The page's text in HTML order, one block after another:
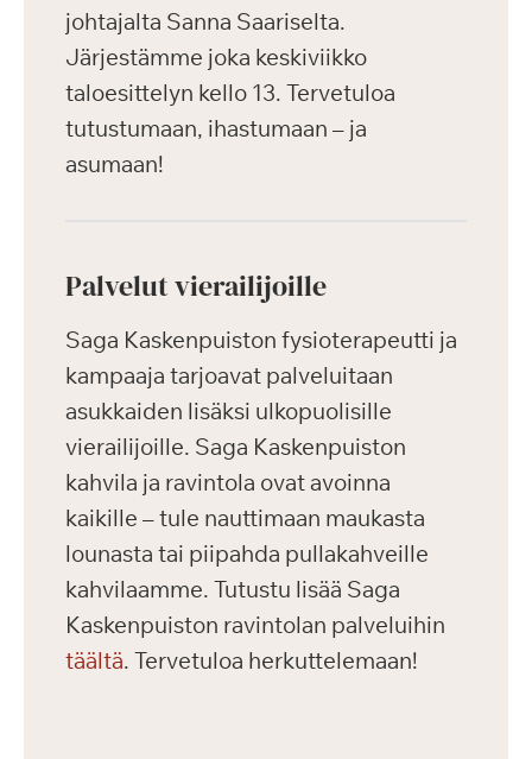
johtajalta Sanna Saariselta.
Järjestämme joka keskiviikko
taloesittelyn kello 13. Tervetuloa
tutustumaan, ihastumaan – ja
asumaan!
Palvelut vierailijoille
Saga Kaskenpuiston fysioterapeutti ja
kampaaja tarjoavat palveluitaan
asukkaiden lisäksi ulkopuolisille
vierailijoille. Saga Kaskenpuiston
kahvila ja ravintola ovat avoinna
kaikille – tule nauttimaan maukasta
lounasta tai piipahda pullakahveille
kahvilaamme. Tutustu lisää Saga
Kaskenpuiston ravintolan palveluihin
täältä. Tervetuloa herkuttelemaan!